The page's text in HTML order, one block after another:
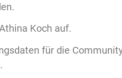
Koch auf.
für die